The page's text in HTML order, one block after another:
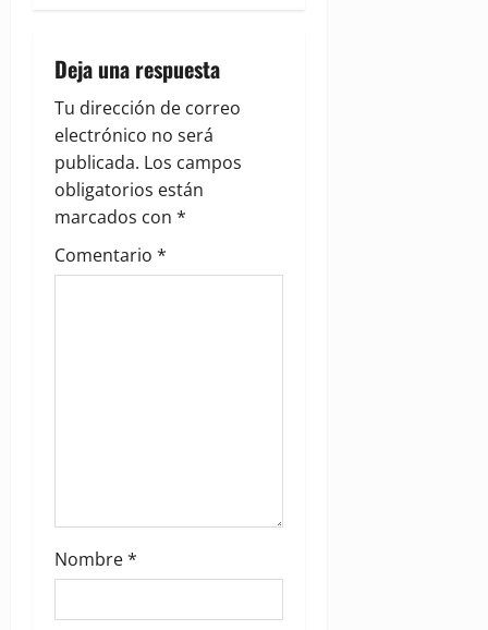
g
a
t
i
o
Deja una respuesta
Tu dirección de correo
electrónico no será
publicada. Los campos
obligatorios están
marcados con *
Comentario *
Nombre*